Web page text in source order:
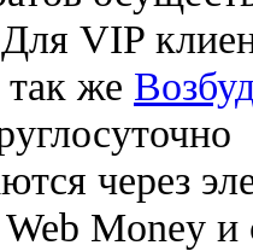
VIP
же
через
Money и